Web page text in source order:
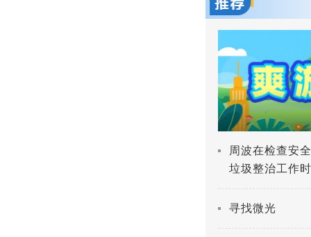
周波在检查安
垃圾整治工作
人民战争 深入
寻找微光